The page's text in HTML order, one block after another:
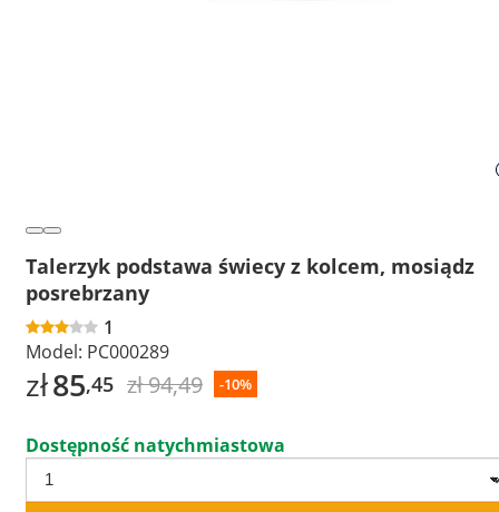
Talerzyk podstawa świecy z kolcem, mosiądz
posrebrzany
1
Model: PC000289
zł85,45 zł 94,49 -10%
Dostępność natychmiastowa